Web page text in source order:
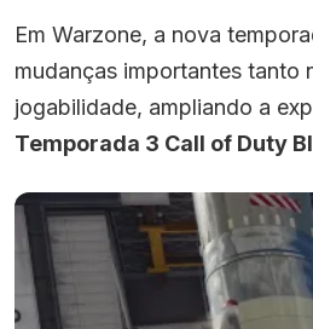
Em Warzone, a nova
mudanças importantes tanto
jogabilidade, ampliando a
Temporada 3 Call of Duty